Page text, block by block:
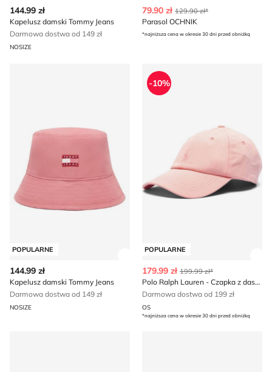
144.99 zł
Kapelusz damski Tommy Jeans
Darmowa dostwa od 149 zł
NOSIZE
79.90 zł 129.90 zł*
Parasol OCHNIK
*najniższa cena w okresie 30 dni przed obniżką
POPULARNE
144.99 zł
Kapelusz damski Tommy Jeans
Darmowa dostwa od 149 zł
NOSIZE
Polo Ralph Lauren -
POPULARNE
-10%
179.99 zł 199.99 zł*
Polo Ralph Lauren - Czapka z daszkiem damska
Darmowa dostwa od 199 zł
OS
*najniższa cena w okresie 30 dni przed obniżką